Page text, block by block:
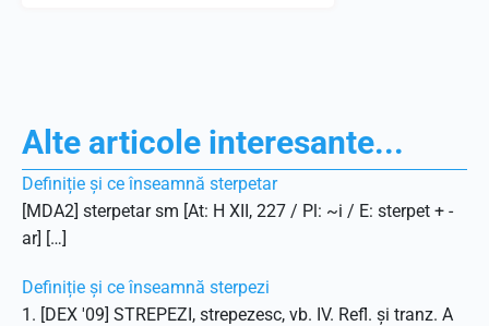
Alte articole interesante...
Definiție și ce înseamnă sterpetar
[MDA2] sterpetar sm [At: H XII, 227 / Pl: ~i / E: sterpet + -
ar] […]
Definiție și ce înseamnă sterpezi
1. [DEX '09] STREPEZI, strepezesc, vb. IV. Refl. și tranz. A